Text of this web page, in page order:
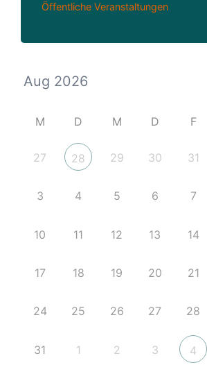
Öffentliche Veranstaltungen
M D M D F
27 28 29 30 31
3 4 5 6 7
10 11 12 13 14
17 18 19 20 21
24 25 26 27 28
31 1 2 3 4